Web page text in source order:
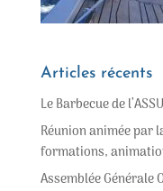
Articles récents
Le Barbecue de
Réunion animée par
formations,
Assemblée Générale